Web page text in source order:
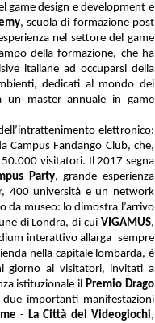
game design e development e
, scuola di formazione post
nel settore del game
della formazione, che ha
italiane ad occuparsi della
dedicati al mondo dei
un master annuale in game
elettronico:
Campus Fandango Club, che,
visitatori. Il 2017 segna
Party, grande esperienza
400 università e un network
da museo: lo dimostra l’arrivo
di Londra, di cui VIGAMUS,
interattivo allarga sempre
nella capitale lombarda, è
giorno ai visitatori, invitati a
istituzionale ilPremio Drago
importanti manifestazioni
-La Città dei Videogiochi,